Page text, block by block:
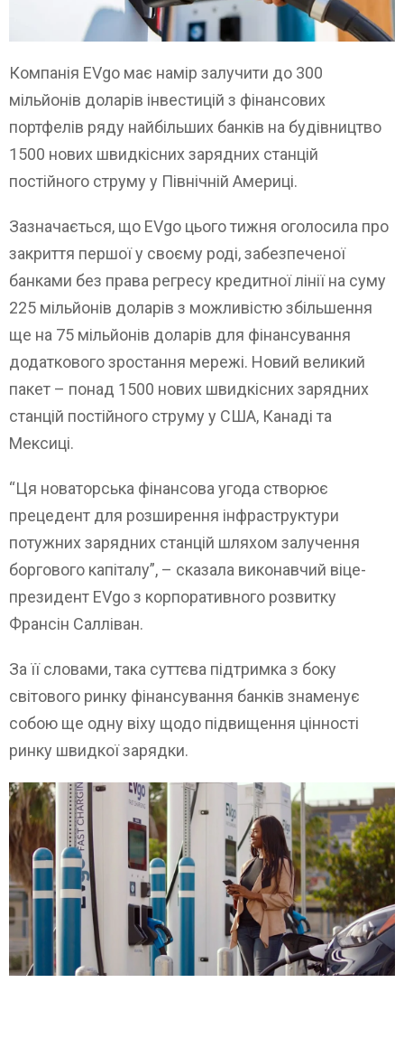
Компанія EVgo має намір залучити до 300
мільйонів доларів інвестицій з фінансових
портфелів ряду найбільших банків на будівництво
1500 нових швидкісних зарядних станцій
постійного струму у Північній Америці.
Зазначається, що EVgo цього тижня оголосила про
закриття першої у своєму роді, забезпеченої
банками без права регресу кредитної лінії на суму
225 мільйонів доларів з можливістю збільшення
ще на 75 мільйонів доларів для фінансування
додаткового зростання мережі. Новий великий
пакет – понад 1500 нових швидкісних зарядних
станцій постійного струму у США, Канаді та
Мексиці.
“Ця новаторська фінансова угода створює
прецедент для розширення інфраструктури
потужних зарядних станцій шляхом залучення
боргового капіталу”, – сказала виконавчий віце-
президент EVgo з корпоративного розвитку
Франсін Салліван.
За її словами, така суттєва підтримка з боку
світового ринку фінансування банків знаменує
собою ще одну віху щодо підвищення цінності
ринку швидкої зарядки.